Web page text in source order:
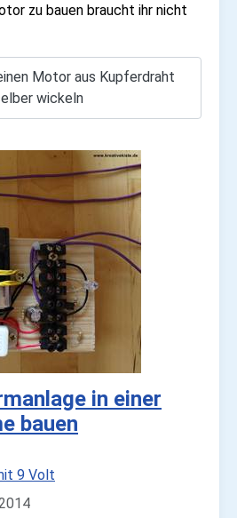
zu bauen braucht ihr nicht
Motor aus Kupferdraht
wickeln
in einer
bauen
9 Volt